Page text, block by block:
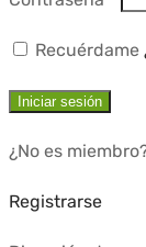
Recuérdame
Iniciar sesión
¿No es
Registrarse